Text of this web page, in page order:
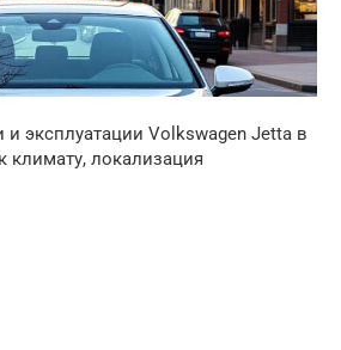
эксплуатации Volkswagen Jetta в
климату, локализация